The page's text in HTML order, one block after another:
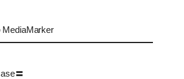
MediaMarker
〓